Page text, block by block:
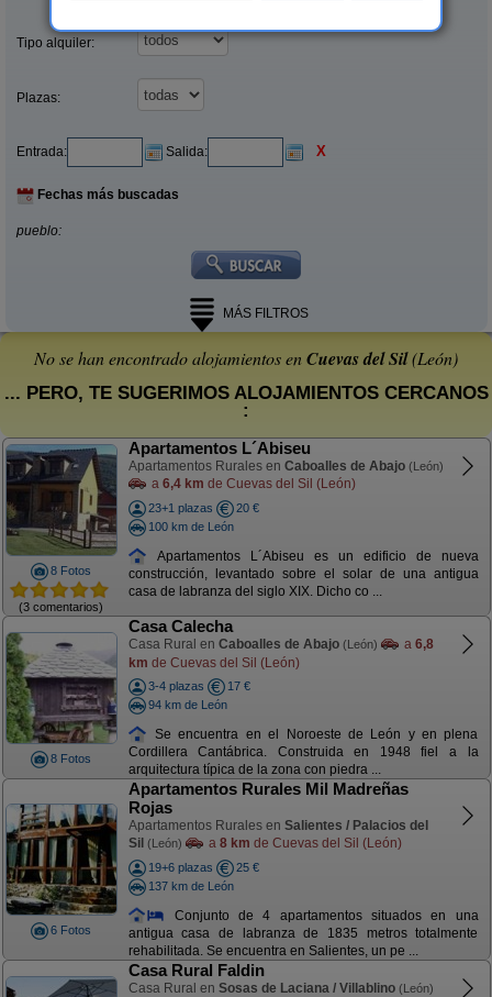
Tipo alquiler:
Plazas:
Entrada: Salida: X
Fechas más buscadas
pueblo:
MÁS FILTROS
No se han encontrado alojamientos enCuevas del Sil(León)
... PERO, TE SUGERIMOS ALOJAMIENTOS CERCANOS
:
8 Fotos
(3 comentarios)
Apartamentos L´Abiseu
Apartamentos Rurales en Caboalles de Abajo (León)
a 6,4 km de Cuevas del Sil (León)
23+1 plazas
20 €
100 km de León
Apartamentos L´Abiseu es un edificio de nueva
construcción, levantado sobre el solar de una antigua
casa de labranza del siglo XIX. Dicho co ...
8 Fotos
Casa Calecha
Casa Rural en Caboalles de Abajo (León) a 6,8
km de Cuevas del Sil (León)
3-4 plazas
17 €
94 km de León
Se encuentra en el Noroeste de León y en plena
Cordillera Cantábrica. Construida en 1948 fiel a la
arquitectura típica de la zona con piedra ...
6 Fotos
Apartamentos Rurales Mil Madreñas
Rojas
Apartamentos Rurales en Salientes / Palacios del
Sil (León) a 8 km de Cuevas del Sil (León)
19+6 plazas
25 €
137 km de León
Conjunto de 4 apartamentos situados en una
antigua casa de labranza de 1835 metros totalmente
rehabilitada. Se encuentra en Salientes, un pe ...
Casa Rural Faldin
Casa Rural en Sosas de Laciana / Villablino (León)